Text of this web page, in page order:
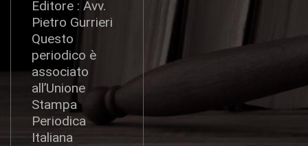
Editore : Avv.
Pietro Gurrieri
Questo
periodico è
associato
all’Unione
Stampa
Periodica
Italiana